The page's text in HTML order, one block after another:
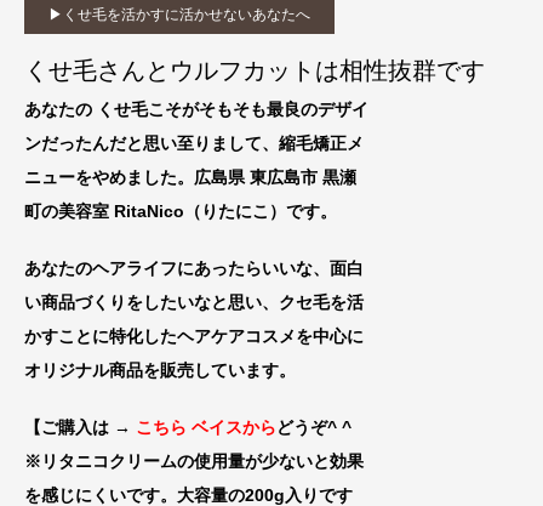
▶︎くせ毛を活かすに活かせないあなたへ
くせ毛さんとウルフカットは相性抜群です
あなたの くせ毛こそがそもそも最良のデザイ
ンだったんだと思い至りまして、縮毛矯正メ
ニューをやめました。広島県 東広島市 黒瀬
町の美容室 RitaNico （りたにこ）です。
あなたのヘアライフにあったらいいな、 面白
い商品づくりをしたいなと思い、クセ毛を活
かすことに特化したヘアケアコスメを中心に
オリジナル商品を販売しています。
【ご購入は → こちら ベイスからどうぞ^ ^
※リタニコクリームの使用量が少ないと効果
を感じにくいです。大容量の200g入りです